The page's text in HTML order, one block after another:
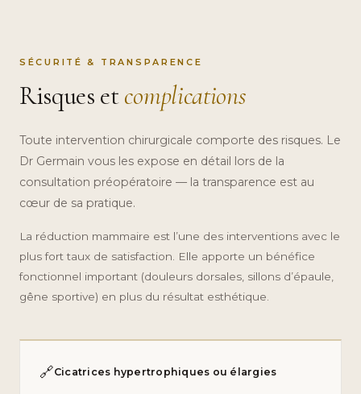
SÉCURITÉ & TRANSPARENCE
Risques etcomplications
Toute intervention chirurgicale comporte des risques. Le
Dr Germain vous les expose en détail lors de la
consultation préopératoire — la transparence est au
cœur de sa pratique.
La réduction mammaire est l’une des interventions avec le
plus fort taux de satisfaction. Elle apporte un bénéfice
fonctionnel important (douleurs dorsales, sillons d’épaule,
gêne sportive) en plus du résultat esthétique.
🔗Cicatrices hypertrophiques ou élargies